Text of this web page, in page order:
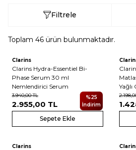
Filtrele
Toplam 46 ürün bulunmaktadır.
Clarins
Clarins Hydra-Essentiel Bi-
Phase Serum 30 ml
Nemlendirici Serum
3.940,00TL
2.955,00 TL
%25
İndirim
Sepete Ekle
Yağlı
Clarins